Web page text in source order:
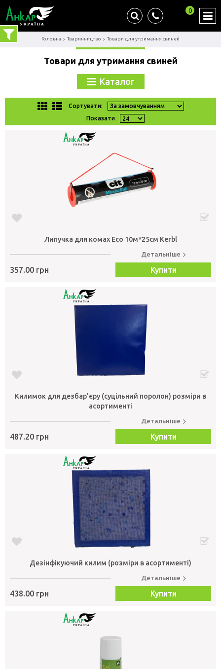
0
Головна Тваринництво Товари для утримання свиней
Товари для утримання свиней
Каталог
Сортувати:
Показати
Липучка для комах Eco 10м*25см Kerbl
357.00 грн
Детальніше
Купити
Килимок для дезбар'єру (суцільний поролон) розміри в
асортименті
487.20 грн
Детальніше
Купити
Дезінфікуючий килим (розміри в асортименті)
438.00 грн
Детальніше
Купити